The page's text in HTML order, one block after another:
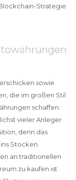
Strategie
sowie
die im großen Stil
schaffen.
vieler Anleger
denn das
Stocken.
an traditionellen
zu kaufen ist